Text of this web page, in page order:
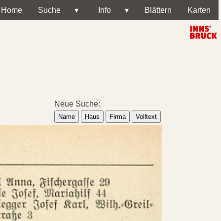
Home Suche ▾ Info ▾ Blättern Karten
Neue Suche:
Name Haus Firma Volltext